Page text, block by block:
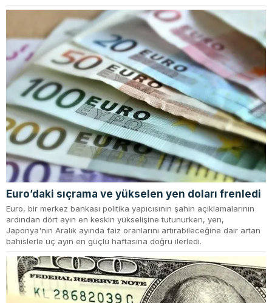
Euro’daki sıçrama ve yükselen yen doları frenledi
Euro, bir merkez bankası politika yapıcısının şahin açıklamalarının
ardından dört ayın en keskin yükselişine tutunurken, yen,
Japonya'nın Aralık ayında faiz oranlarını artırabileceğine dair artan
bahislerle üç ayın en güçlü haftasına doğru ilerledi.